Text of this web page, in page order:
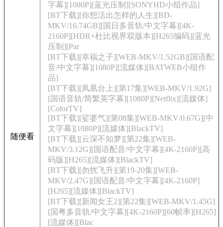
随便看
字幕][1080P][蓝光压制][SONYHD小组作品]
[BT下载][你想活出怎样的人生][BD-
MKV/16.74GB][国日多音轨/中文字幕][4K-
2160P][HDR+杜比视界双版本][H265编码][蓝光
压制][Par
[BT下载][幸福之子][WEB-MKV/1.52GB][国语配
音/中文字幕][1080P][流媒体][BATWEB小组作
品]
[BT下载][凤凰台上][第17集][WEB-MKV/1.92G]
[国语音轨/简繁英字幕][1080P][Netflix][流媒体]
[ColorTV]
[BT下载][娑婆气][第08集][WEB-MKV/0.67G][中
文字幕][1080P][流媒体][BlackTV]
[BT下载][云深不知梦][第22集][WEB-
MKV/3.12G][国语配音/中文字幕][4K-2160P][高
码版][H265][流媒体][BlackTV]
[BT下载][勿扰飞升][第19-20集][WEB-
MKV/2.47G][国语配音/中文字幕][4K-2160P]
[H265][流媒体][BlackTV]
[BT下载][新闻女王2][第22集][WEB-MKV/1.45G]
[国粤多音轨/中文字幕][4K-2160P][60帧率][H265]
[流媒体][Blac